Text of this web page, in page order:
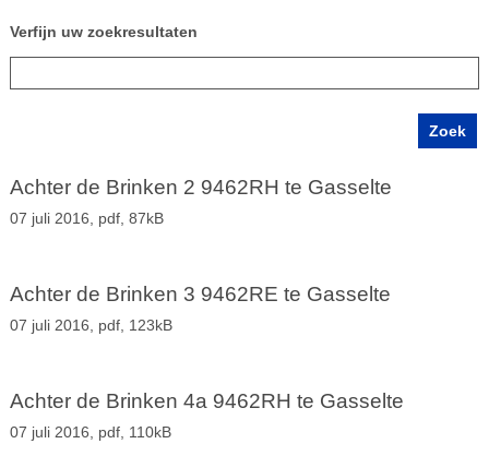
Verfijn uw zoekresultaten
Achter de Brinken 2 9462RH te Gasselte
07 juli 2016, pdf, 87kB
Achter de Brinken 3 9462RE te Gasselte
07 juli 2016, pdf, 123kB
Achter de Brinken 4a 9462RH te Gasselte
07 juli 2016, pdf, 110kB